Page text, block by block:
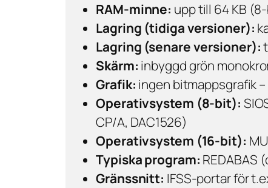
RAM-minne: upp till 64 KB
Lagring (tidiga versioner):
Lagring (senare versioner):
Skärm: inbyggd grön
Grafik: ingen bitmappsgrafik
Operativsystem (8-bit):
CP/A, DAC1526)
Operativsystem (16-bit):
Typiska program: REDABAS
Gränssnitt: IFSS-portar för